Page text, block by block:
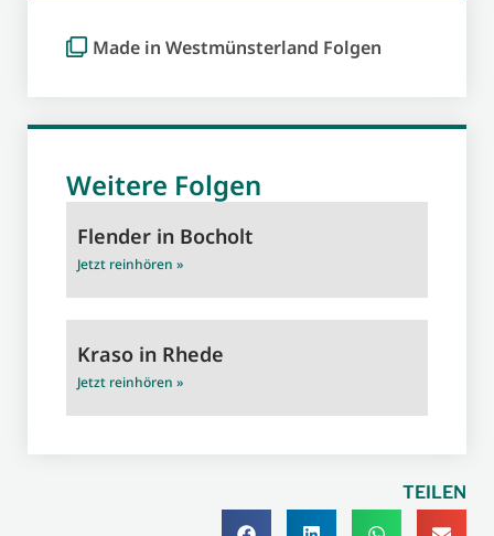
Made in Westmünsterland Folgen
Weitere Folgen
Flender in Bocholt
Jetzt reinhören »
Kraso in Rhede
Jetzt reinhören »
TEILEN